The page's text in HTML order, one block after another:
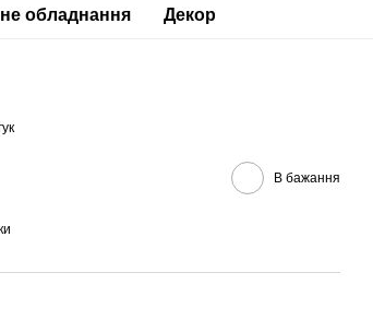
обладнання Декор
В бажання